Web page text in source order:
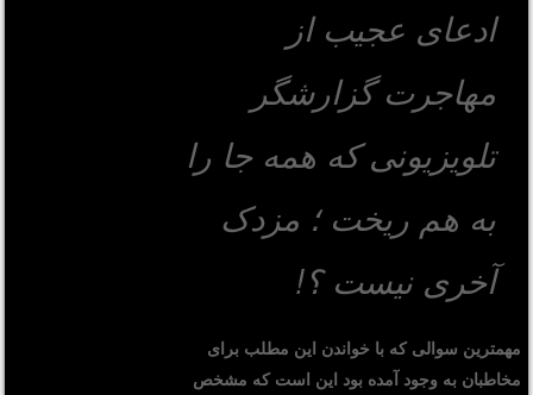
ادعای عجیب از
مهاجرت گزارشگر
تلویزیونی که همه جا را
به هم ریخت ؛ مزدک
آخری نیست ؟!
مهمترین سوالی که با خواندن این مطلب برای
مخاطبان به وجود آمده بود این است که مشخص